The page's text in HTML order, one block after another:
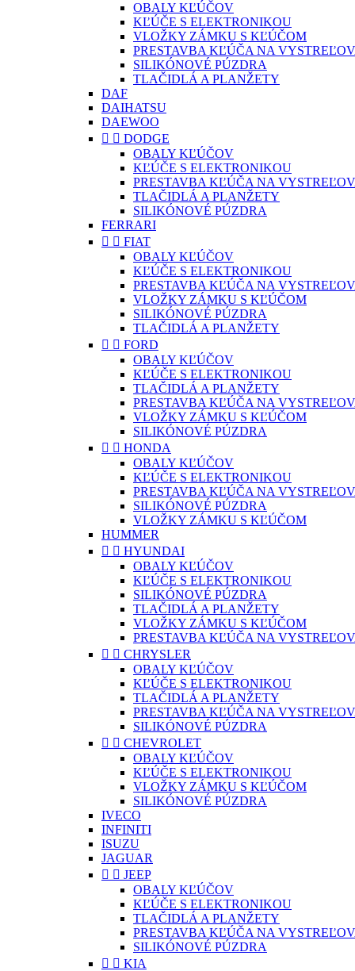
OBALY KĽÚČOV
KĽÚČE S ELEKTRONIKOU
VLOŽKY ZÁMKU S KĽÚČOM
PRESTAVBA KĽÚČA NA
SILIKÓNOVÉ PÚZDRA
TLAČIDLÁ A PLANŽETY
DAF
DAIHATSU
DAEWOO
  DODGE
OBALY KĽÚČOV
KĽÚČE S ELEKTRONIKOU
PRESTAVBA KĽÚČA NA
TLAČIDLÁ A PLANŽETY
SILIKÓNOVÉ PÚZDRA
FERRARI
  FIAT
OBALY KĽÚČOV
KĽÚČE S ELEKTRONIKOU
PRESTAVBA KĽÚČA NA
VLOŽKY ZÁMKU S KĽÚČOM
SILIKÓNOVÉ PÚZDRA
TLAČIDLÁ A PLANŽETY
  FORD
OBALY KĽÚČOV
KĽÚČE S ELEKTRONIKOU
TLAČIDLÁ A PLANŽETY
PRESTAVBA KĽÚČA NA
VLOŽKY ZÁMKU S KĽÚČOM
SILIKÓNOVÉ PÚZDRA
  HONDA
OBALY KĽÚČOV
KĽÚČE S ELEKTRONIKOU
PRESTAVBA KĽÚČA NA
SILIKÓNOVÉ PÚZDRA
VLOŽKY ZÁMKU S KĽÚČOM
HUMMER
  HYUNDAI
OBALY KĽÚČOV
KĽÚČE S ELEKTRONIKOU
SILIKÓNOVÉ PÚZDRA
TLAČIDLÁ A PLANŽETY
VLOŽKY ZÁMKU S KĽÚČOM
PRESTAVBA KĽÚČA NA
  CHRYSLER
OBALY KĽÚČOV
KĽÚČE S ELEKTRONIKOU
TLAČIDLÁ A PLANŽETY
PRESTAVBA KĽÚČA NA
SILIKÓNOVÉ PÚZDRA
  CHEVROLET
OBALY KĽÚČOV
KĽÚČE S ELEKTRONIKOU
VLOŽKY ZÁMKU S KĽÚČOM
SILIKÓNOVÉ PÚZDRA
IVECO
INFINITI
ISUZU
JAGUAR
  JEEP
OBALY KĽÚČOV
KĽÚČE S ELEKTRONIKOU
TLAČIDLÁ A PLANŽETY
PRESTAVBA KĽÚČA NA
SILIKÓNOVÉ PÚZDRA
  KIA